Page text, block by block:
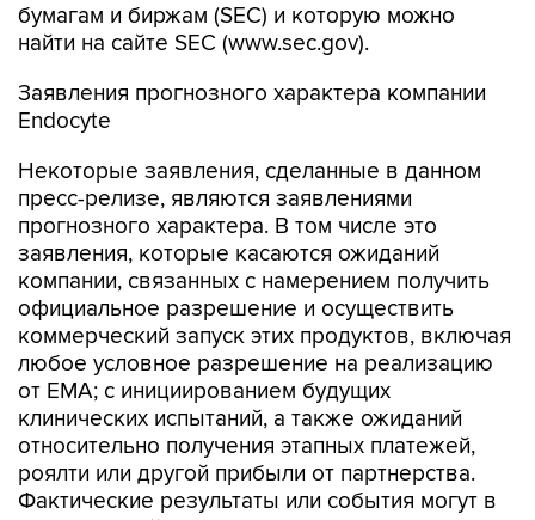
бумагам и биржам (SEC) и которую можно
найти на сайте SEC (www.sec.gov).
Заявления прогнозного характера компании
Endocyte
Некоторые заявления, сделанные в данном
пресс-релизе, являются заявлениями
прогнозного характера. В том числе это
заявления, которые касаются ожиданий
компании, связанных с намерением получить
официальное разрешение и осуществить
коммерческий запуск этих продуктов, включая
любое условное разрешение на реализацию
от EMA; с инициированием будущих
клинических испытаний, а также ожиданий
относительно получения этапных платежей,
роялти или другой прибыли от партнерства.
Фактические результаты или события могут в